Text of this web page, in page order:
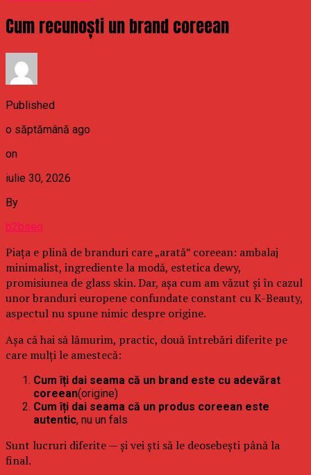
Cum recunoști un brand coreean
Published
o săptămână ago
on
iulie 30, 2026
By
b2bseo
Piața e plină de branduri care „arată” coreean: ambalaj
minimalist, ingrediente la modă, estetica dewy,
promisiunea de glass skin. Dar, așa cum am văzut și în cazul
unor branduri europene confundate constant cu K-Beauty,
aspectul nu spune nimic despre origine.
Așa că hai să lămurim, practic, două întrebări diferite pe
care mulți le amestecă:
Cum îți dai seama că un brand este cu adevărat
coreean(origine)
Cum îți dai seama că un produs coreean este
autentic, nu un fals
Sunt lucruri diferite — și vei ști să le deosebești până la
final.